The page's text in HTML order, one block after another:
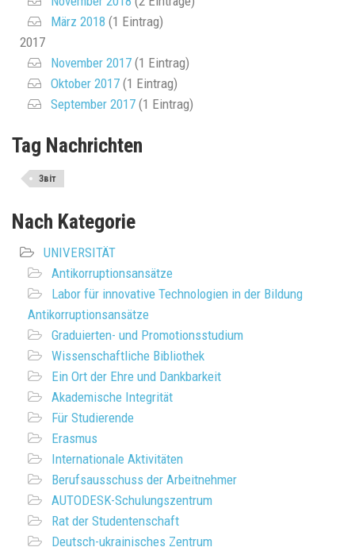
März 2018 (1 Eintrag)
2017
November 2017 (1 Eintrag)
Oktober 2017 (1 Eintrag)
September 2017 (1 Eintrag)
Tag Nachrichten
Звіт
Nach Kategorie
UNIVERSITÄT
Antikorruptionsansätze
Labor für innovative Technologien in der Bildung
Antikorruptionsansätze
Graduierten- und Promotionsstudium
Wissenschaftliche Bibliothek
Ein Ort der Ehre und Dankbarkeit
Akademische Integrität
Für Studierende
Erasmus
Internationale Aktivitäten
Berufsausschuss der Arbeitnehmer
AUTODESK-Schulungszentrum
Rat der Studentenschaft
Deutsch-ukrainisches Zentrum